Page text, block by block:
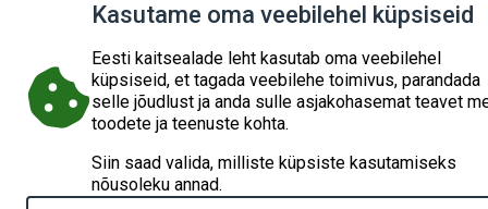
© 2026 KESKKONNAAMET SISUKAART ESITA PÄRING
Kasutame oma veebilehel küpsiseid
Eesti kaitsealade leht kasutab oma veebilehel
küpsiseid, et tagada veebilehe toimivus, parandada
selle jõudlust ja anda sulle asjakohasemat teavet
toodete ja teenuste kohta.
Siin saad valida, milliste küpsiste kasutamiseks
nõusoleku annad.